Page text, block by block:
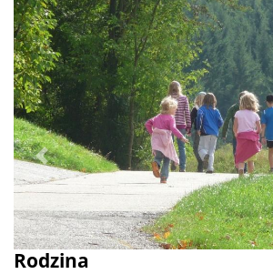
Rodzina
Poprzednie